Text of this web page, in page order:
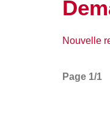
Nouvelle
Page 1/1